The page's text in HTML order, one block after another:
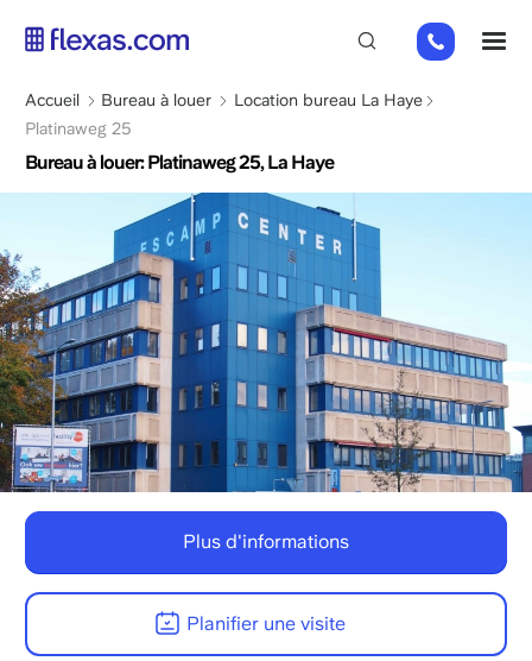
principal
+31
85
066
Fil
d'Ariane
Accueil Bureau à louer
Location bureau La Haye
Platinaweg 25
Bureau à louer: Platinaweg 25, La Haye
Plus d'informations
Planifier une visite